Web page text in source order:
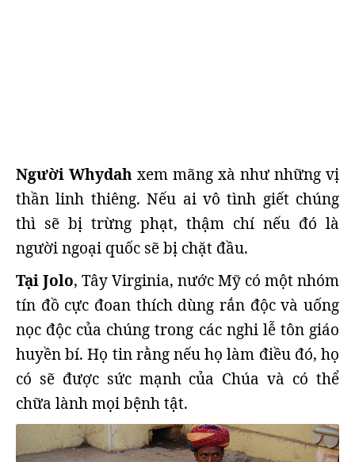
Người Whydah xem mãng xà như những vị
thần linh thiêng. Nếu ai vô tình giết chúng
thì sẽ bị trừng phạt, thậm chí nếu đó là
người ngoại quốc sẽ bị chặt đầu.
Tại Jolo, Tây Virginia, nước Mỹ có một nhóm
tín đồ cực đoan thích dùng rắn độc và uống
nọc độc của chúng trong các nghi lễ tôn giáo
huyền bí. Họ tin rằng nếu họ làm điều đó, họ
có sẽ được sức mạnh của Chúa và có thể
chữa lành mọi bệnh tật.